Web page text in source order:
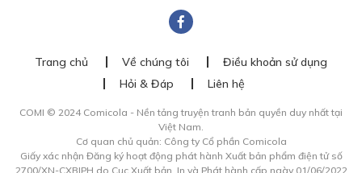
Trang chủ Về chúng tôi
Điều khoản sử dụng
Hỏi & Đáp
Liên hệ
COMI © 2024 Comicola - Nền tảng truyện tranh bản quyền duy nhất tại
Việt Nam.
Cơ quan chủ quản: Công ty Cổ phần Comicola
Giấy xác nhận Đăng ký hoạt động phát hành Xuất bản phẩm điện tử số
2700/XN-CXBIPH do Cục Xuất bản, In và Phát hành cấp ngày 01/06/2022